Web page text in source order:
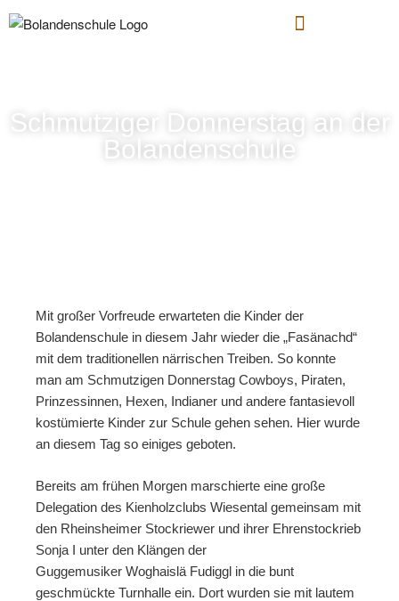
Schmutziger Donnerstag an der
Bolandenschule
Mit großer Vorfreude erwarteten die Kinder der
Bolandenschule in diesem Jahr wieder die „Fasänachd“
mit dem traditionellen närrischen Treiben. So konnte
man am Schmutzigen Donnerstag Cowboys, Piraten,
Prinzessinnen, Hexen, Indianer und andere fantasievoll
kostümierte Kinder zur Schule gehen sehen. Hier wurde
an diesem Tag so einiges geboten.
Bereits am frühen Morgen marschierte eine große
Delegation des Kienholzclubs Wiesental gemeinsam mit
den Rheinsheimer Stockriewer und ihrer Ehrenstockrieb
Sonja I unter den Klängen der
Guggemusiker Woghaislä Fudiggl in die bunt
geschmückte Turnhalle ein. Dort wurden sie mit lautem